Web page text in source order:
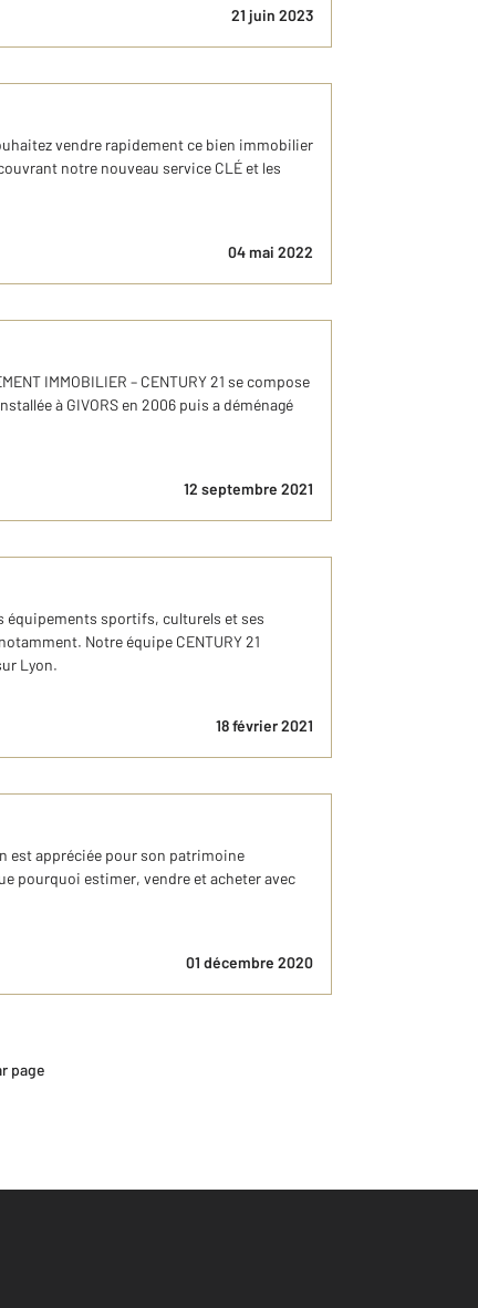
21 juin 2023
vendre rapidement ce bien immobilier
notre nouveau service CLÉ et les
04 mai 2022
IMMOBILIER – CENTURY 21 se compose
à GIVORS en 2006 puis a déménagé
12 septembre 2021
équipements sportifs, culturels et ses
Notre équipe CENTURY 21
Lyon.
18 février 2021
est appréciée pour son patrimoine
pourquoi estimer, vendre et acheter avec
01 décembre 2020
page